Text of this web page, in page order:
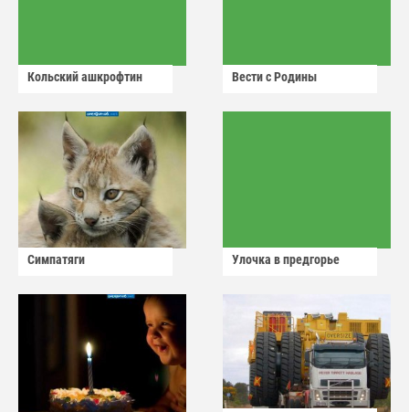
Кольский ашкрофтин Вести с Родины
Симпатяги Улочка в предгорье